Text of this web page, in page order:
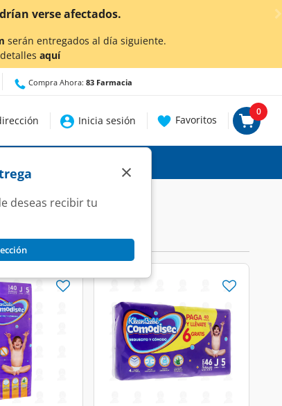
verse afectados.
serán entregados al día siguiente.
aquí
Compra Ahora: 83 Farmacia
deseas recibir tu
×
Inicia sesión Favoritos
0